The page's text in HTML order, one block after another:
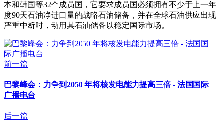
本和韩国等32个成员国，它要求成员国必须拥有不少于上一年
度90天石油净进口量的战略石油储备，并在全球石油供应出现
严重中断时，动用其石油储备以稳定国际市场。
前一篇
巴黎峰会：力争到2050 年将核发电能力提高三倍 - 法国国际
广播电台
后一篇